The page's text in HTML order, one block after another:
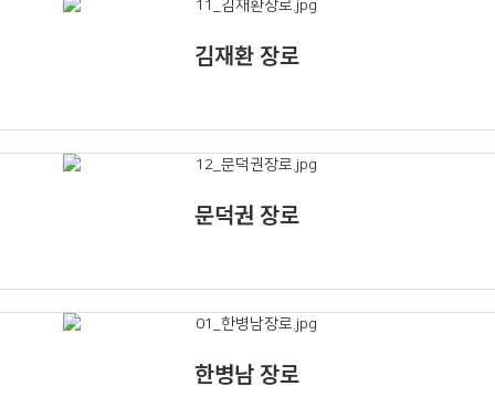
김재환 장로
문덕권 장로
한병남 장로